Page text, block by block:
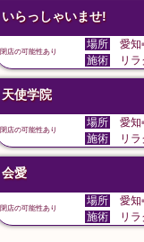
いらっしゃいませ!
閉店の可能性あり
場所 愛
施術 リ
天使学院
閉店の可能性あり
場所 愛
施術 リ
会愛
閉店の可能性あり
場所 愛
施術 リ